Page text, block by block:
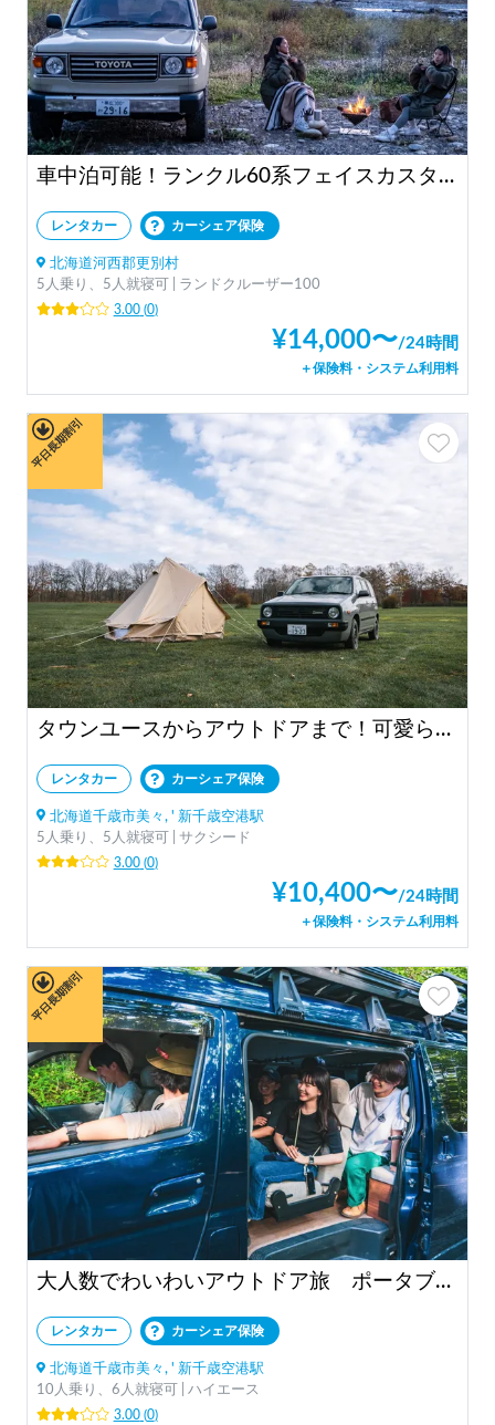
車中泊可能！ランクル60系フェイスカスタムカー "BAMBA"
レンタカー カーシェア保険
北海道河西郡更別村
5人乗り、5人就寝可 | ランドクルーザー100
3.00(0)
¥14,000〜/24時間
＋保険料・システム利用料
平日長期割引
タウンユースからアウトドアまで！可愛らしい丸目フェイス "EURO BOX"
レンタカー カーシェア保険
北海道千歳市美々, ' 新千歳空港駅
5人乗り、5人就寝可 | サクシード
3.00(0)
¥10,400〜/24時間
＋保険料・システム利用料
平日長期割引
大人数でわいわいアウトドア旅 ポータブルバッテリー付き！ "KAR"
レンタカー カーシェア保険
北海道千歳市美々, ' 新千歳空港駅
10人乗り、6人就寝可 | ハイエース
3.00(0)